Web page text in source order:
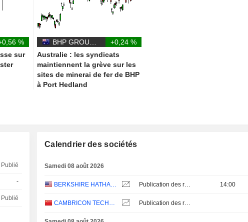
%
sur
+0,24 %
Australie : les syndicats
maintiennent la grève sur les
sites de minerai de fer de BHP
à Port Hedland
Publié
-
Publié
Calendrier des sociétés
Samedi 08 août 2026
BERKSHIRE HATHAWAY INC. Publication des résultats - Q2 2026 14:00
CAMBRICON TECHNOLOGIES CORPORATION LIMITED Publication des résultats - Q2 2026